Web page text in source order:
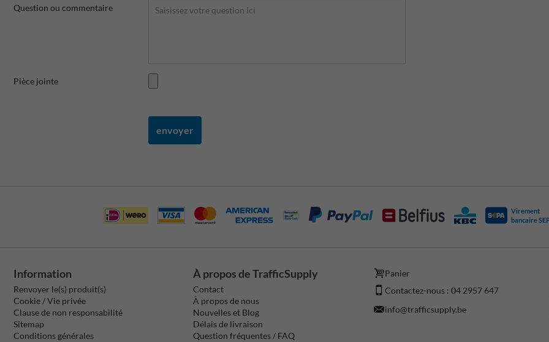
Question ou commentaire
Pièce jointe
envoyer
Virement
bancaire
Information
Renvoyer le(s) produit(s)
Cookie / Vie privée
Clause de non responsabilité
Sitemap
Conditions générales
À propos de TrafficSupply
Contact
À propos de nous
Nouvelles et Blog
Délais de livraison
Question fréquentes / FAQ
Panier
Contactez-nous : 04 2957 647
info@trafficsupply.be